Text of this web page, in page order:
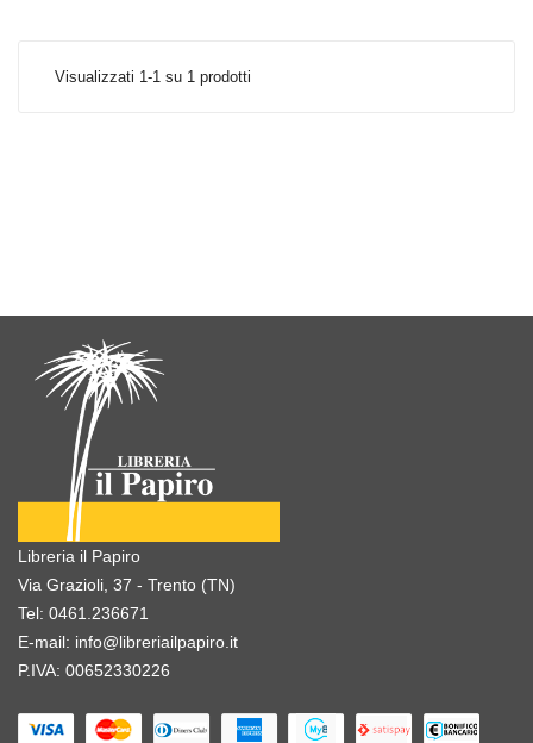
Visualizzati 1-1 su 1 prodotti
Libreria il Papiro
Via Grazioli, 37 - Trento (TN)
Tel: 0461.236671
E-mail: info@libreriailpapiro.it
P.IVA: 00652330226